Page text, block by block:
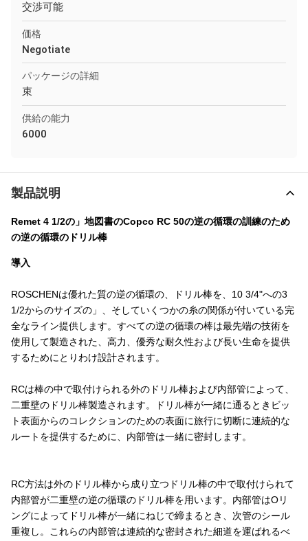
交渉可能
価格
Negotiate
パッケージの詳細
束
供給の能力
6000
製品説明
Remet 4 1/2の」地図書のCopco RC 50の逆の循環の訓練のため
の逆の循環のドリル棒
導入
ROSCHENは優れた質の逆の循環の、ドリル棒を、10 3/4"への3
1/2からのサイズの」、そしていくつかの糸の関係が付いている完
全なライン提供します。すべての逆の循環の棒は最先端の技術を
使用して製造された、高力、優秀な耐久性および長い生命を提供
するためにとりわけ設計されます。
RCは棒の中で取付けられる外のドリル棒および内部管によって、
二重壁のドリル棒製造されます。ドリル棒が一緒に通るときビッ
ト表面からのコレクションのための表面に旅行に切断に連続的な
ルートを提供するために、内部管は一緒に密封します。
RC方法は外のドリル棒から成り立つドリル棒の中で取付けられて
内部管が二重壁の逆の循環のドリル棒を用います。内部管はOリ
ングによってドリル棒が一緒にねじで締まるとき、次管のシール
重複し。これらの内部管は連続的な密封された細道を運ばれるべ